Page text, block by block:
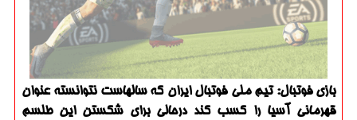
بازی فوتبال: تیم ملی فوتبال ایران كه سالهاست نتوانسته عنوان
قهرمانی آسیا را كسب كند درحالی برای شكستن این طلسم